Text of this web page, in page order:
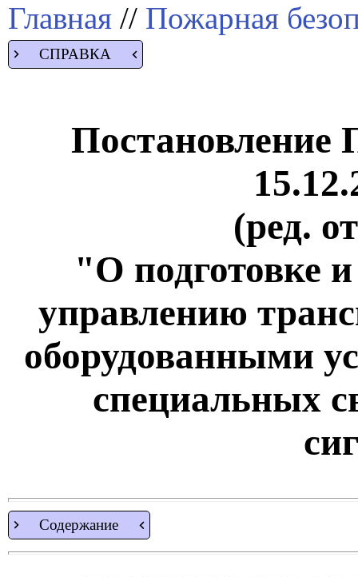
Главная // Пожарная
СПРАВКА
Постановление
(ред.
"О подготовке
управлению
оборудованными
специальных
Содержание